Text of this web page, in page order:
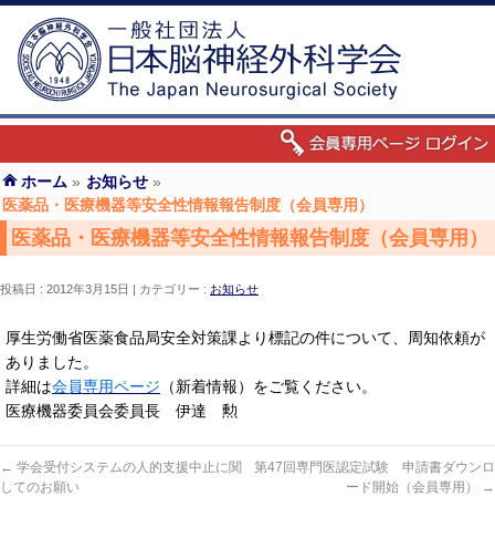
ホーム » お知らせ »
医薬品・医療機器等安全性情報報告制度（会員専用）
医薬品・医療機器等安全性情報報告制度（会員専用）
投稿日 : 2012年3月15日 カテゴリー : お知らせ
厚生労働省医薬食品局安全対策課より標記の件について、周知依頼が
ありました。
詳細は会員専用ページ （新着情報）をご覧ください。
医療機器委員会委員長 伊達 勲
← 学会受付システムの人的支援中止に関
してのお願い
第47回専門医認定試験 申請書ダウンロ
ード開始（会員専用）
→